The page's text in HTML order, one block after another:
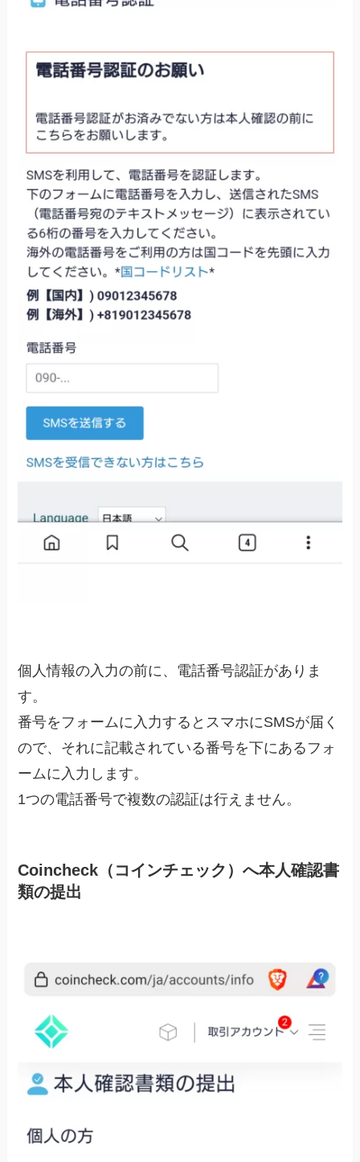
個人情報の入力の前に、電話番号認証がありま
す。
番号をフォームに入力するとスマホにSMSが届く
ので、それに記載されている番号を下にあるフォ
ームに入力します。
1つの電話番号で複数の認証は行えません。
Coincheck（コインチェック）へ本人確認書
類の提出